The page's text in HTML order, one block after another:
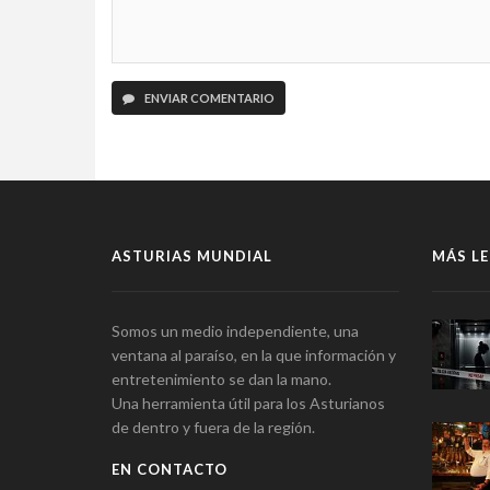
ENVIAR COMENTARIO
ASTURIAS MUNDIAL
Somos un medio independiente, una
ventana al paraíso, en la que información y
entretenimiento se dan la mano.
Una herramienta útil para los Asturianos
de dentro y fuera de la región.
EN CONTACTO
MÁS